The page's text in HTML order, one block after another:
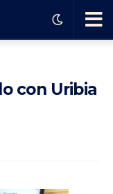
Ha
con Uribia